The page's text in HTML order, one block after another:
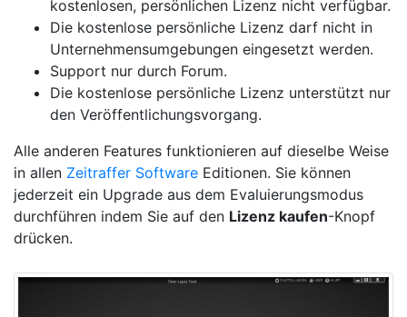
kostenlosen, persönlichen Lizenz nicht verfügbar.
Die kostenlose persönliche Lizenz darf nicht in
Unternehmensumgebungen eingesetzt werden.
Support nur durch Forum.
Die kostenlose persönliche Lizenz unterstützt nur
den Veröffentlichungsvorgang.
Alle anderen Features funktionieren auf dieselbe Weise
in allen Zeitraffer Software Editionen. Sie können
jederzeit ein Upgrade aus dem Evaluierungsmodus
durchführen indem Sie auf den Lizenz kaufen-Knopf
drücken.